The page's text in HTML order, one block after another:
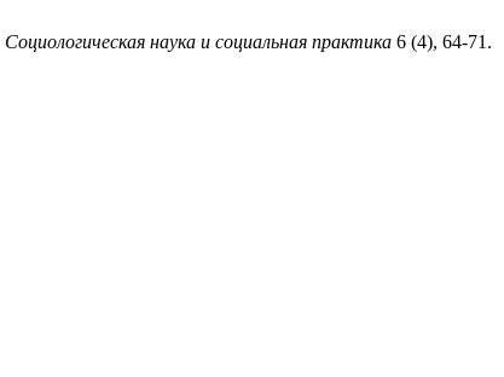
Социологическая наука и социальная практика 6 (4), 64-71.